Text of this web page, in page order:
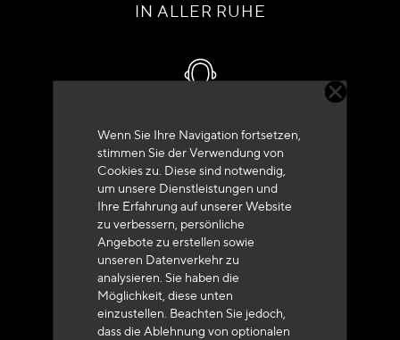
Wenn Sie Ihre Navigation fortsetzen,
stimmen Sie der Verwendung von
Cookies zu. Diese sind notwendig,
um unsere Dienstleistungen und
Ihre Erfahrung auf unserer Website
zu verbessern, persönliche
Angebote zu erstellen sowie
unseren Datenverkehr zu
analysieren. Sie haben die
Möglichkeit, diese unten
einzustellen. Beachten Sie jedoch,
dass die Ablehnung von optionalen
IN ALLER RUHE
Kundenservice
+33 (0)4 79 72 62 22 Drücken 1
Lieferung innerhalb von 48 bis 72 Stunden in
Metropolitan-Frankreich